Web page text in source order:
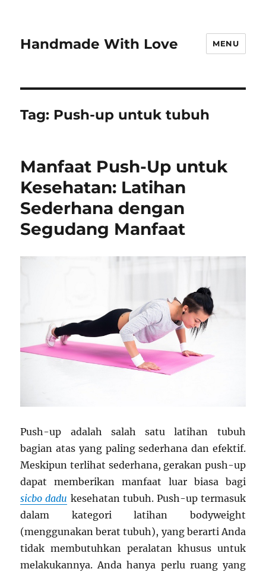
Handmade With Love MENU
Tag: Push-up untuk tubuh
Manfaat Push-Up untuk
Kesehatan: Latihan
Sederhana dengan
Segudang Manfaat
Push-up adalah salah satu latihan tubuh
bagian atas yang paling sederhana dan efektif.
Meskipun terlihat sederhana, gerakan push-up
dapat memberikan manfaat luar biasa bagi
sicbo dadu kesehatan tubuh. Push-up termasuk
dalam kategori latihan bodyweight
(menggunakan berat tubuh), yang berarti Anda
tidak membutuhkan peralatan khusus untuk
melakukannya. Anda hanya perlu ruang yang